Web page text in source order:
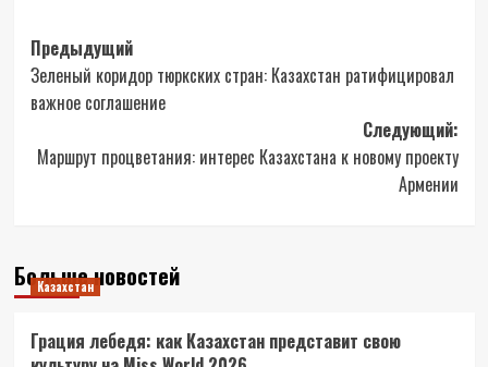
Навигация
записи
Предыдущий
Зеленый коридор тюркских стран: Казахстан ратифицировал
важное соглашение
Следующий:
Маршрут процветания: интерес Казахстана к новому проекту
Армении
Больше новостей
Казахстан
Грация лебедя: как Казахстан представит свою